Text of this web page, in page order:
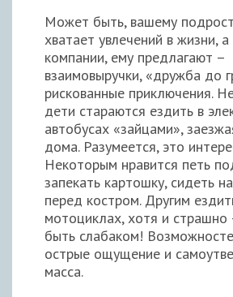
Может быть, вашему
хватает увлечений в жизни,
компании, ему предлагают –
взаимовыручки, «дружба до
рискованные приключения.
дети стараются ездить в
автобусах «зайцами»,
дома. Разумеется, это
Некоторым нравится петь
запекать картошку, сидеть
перед костром. Другим
мотоциклах, хотя и страшно
быть слабаком!
острые ощущение и
масса.